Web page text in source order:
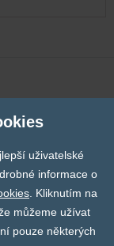
DIXImedical
Fumedica
uživatelské
informace o
. Kliknutím na
můžeme užívat
pouze některých